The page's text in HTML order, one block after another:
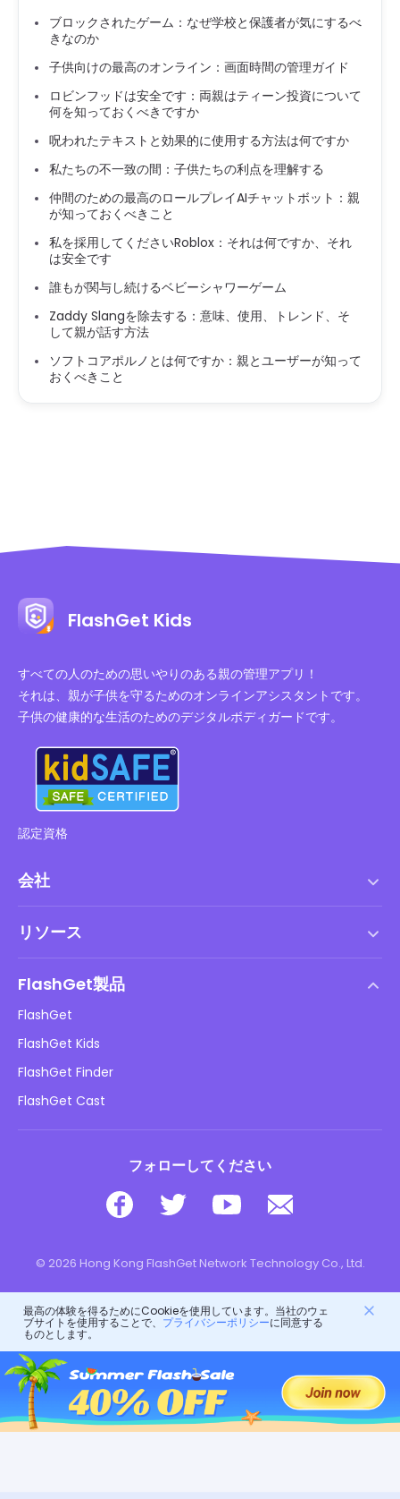
ブロックされたゲーム：なぜ学校と保護者が気にするべ
きなのか
子供向けの最高のオンライン：画面時間の管理ガイド
ロビンフッドは安全です：両親はティーン投資について
何を知っておくべきですか
呪われたテキストと効果的に使用する方法は何ですか
私たちの不一致の間：子供たちの利点を理解する
仲間のための最高のロールプレイAIチャットボット：親
が知っておくべきこと
私を採用してくださいRoblox：それは何ですか、それ
は安全です
誰もが関与し続けるベビーシャワーゲーム
Zaddy Slangを除去する：意味、使用、トレンド、そ
して親が話す方法
ソフトコアポルノとは何ですか：親とユーザーが知って
おくべきこと
FlashGet Kids
すべての人のための思いやりのある親の管理アプリ！
それは、親が子供を守るためのオンラインアシスタントです。
子供の健康的な生活のためのデジタルボディガードです。
認定資格
会社
DMCAポリシー
プライバシーポリシー
広告ポリシー
私の情報を販売しないでください
リソース
子供のオンラインの安全性
ダウンロード
FlashGet製品
FlashGet
FlashGet Kids
FlashGet Finder
FlashGet Cast
フォローしてください
© 2026 Hong Kong FlashGet Network Technology Co., Ltd.
最高の体験を得るためにCookieを使用しています。当社のウェ
ブサイトを使用することで、 プライバシーポリシーに同意する
ものとします。